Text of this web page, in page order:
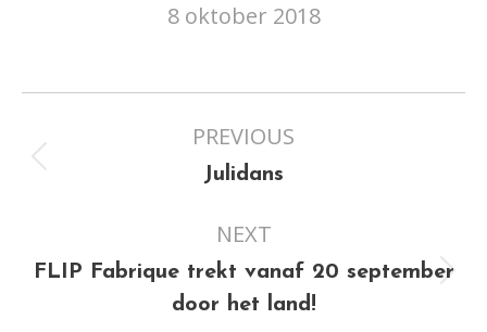
8 oktober 2018
navigation
PREVIOUS
Previous
Julidans
NEXT
Next
post:
FLIP Fabrique trekt vanaf 20 september
door het land!